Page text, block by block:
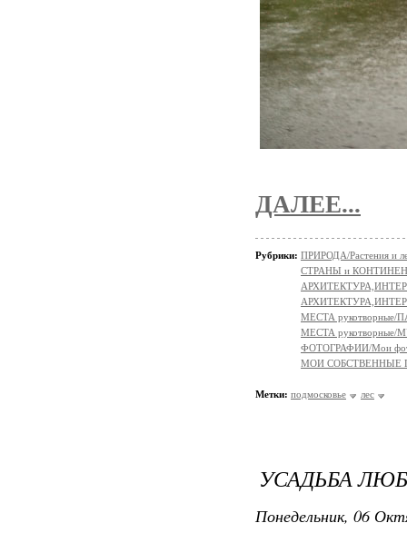
ДАЛЕЕ...
Рубрики: ПРИРОДА/Растения и
СТРАНЫ и
МЕСТА рукотворные/
МЕСТА рукотворные/
ФОТОГРАФИИ/Мои
МОИ СОБСТВЕННЫЕ
Метки: подмосковье лес
УСАДЬБА
Понедельник, 06